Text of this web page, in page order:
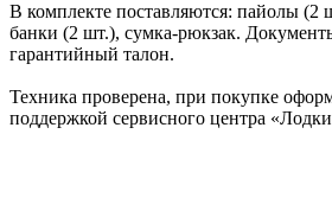
В комплекте поставляются: пайолы (2
банки (2 шт.), сумка-рюкзак.
гарантийный талон.
Техника проверена, при покупке
поддержкой сервисного центра